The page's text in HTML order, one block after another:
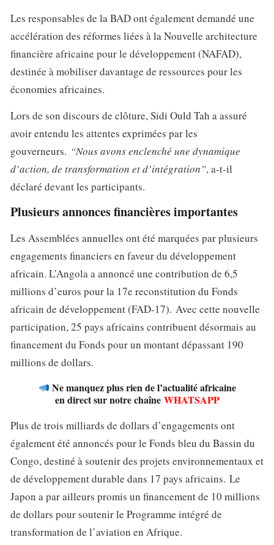
Les responsables de la BAD ont également demandé une
accélération des réformes liées à la Nouvelle architecture
financière africaine pour le développement (NAFAD),
destinée à mobiliser davantage de ressources pour les
économies africaines.
Lors de son discours de clôture, Sidi Ould Tah a assuré
avoir entendu les attentes exprimées par les
gouverneurs. “Nous avons enclenché une dynamique
d’action, de transformation et d’intégration”, a-t-il
déclaré devant les participants.
Plusieurs annonces financières importantes
Les Assemblées annuelles ont été marquées par plusieurs
engagements financiers en faveur du développement
africain. L’Angola a annoncé une contribution de 6,5
millions d’euros pour la 17e reconstitution du Fonds
africain de développement (FAD-17). Avec cette nouvelle
participation, 25 pays africains contribuent désormais au
financement du Fonds pour un montant dépassant 190
millions de dollars.
Ne manquez plus rien de l’actualité africaine
en direct sur notre chaîne WHATSAPP
Plus de trois milliards de dollars d’engagements ont
également été annoncés pour le Fonds bleu du Bassin du
Congo, destiné à soutenir des projets environnementaux et
de développement durable dans 17 pays africains. Le
Japon a par ailleurs promis un financement de 10 millions
de dollars pour soutenir le Programme intégré de
transformation de l’aviation en Afrique.